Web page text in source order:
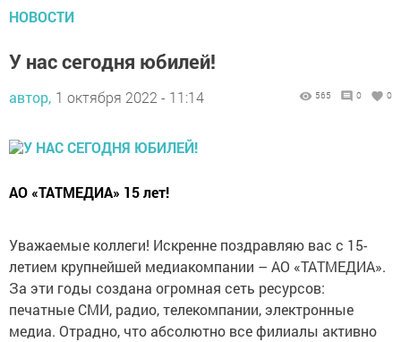
НОВОСТИ
У нас сегодня юбилей!
автор, 1 октября 2022 - 11:14 565 0 0
АО «ТАТМЕДИА» 15 лет!
Уважаемые коллеги! Искренне поздравляю вас с 15-
летием крупнейшей медиакомпании – АО «ТАТМЕДИА».
За эти годы создана огромная сеть ресурсов:
печатные СМИ, радио, телекомпании, электронные
медиа. Отрадно, что абсолютно все филиалы активно